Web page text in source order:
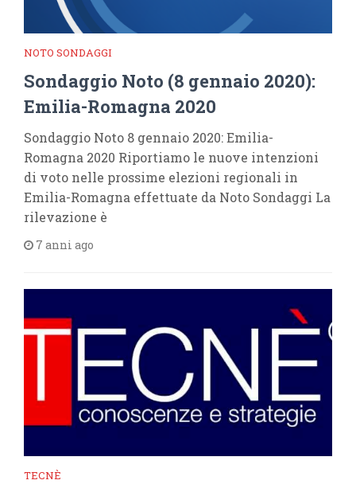
NOTO SONDAGGI
Sondaggio Noto (8 gennaio 2020):
Emilia-Romagna 2020
Sondaggio Noto 8 gennaio 2020: Emilia-
Romagna 2020 Riportiamo le nuove intenzioni
di voto nelle prossime elezioni regionali in
Emilia-Romagna effettuate da Noto Sondaggi La
rilevazione è
7 anni ago
TECNÈ